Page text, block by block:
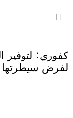
كفوري: لتوفير
لفرض سيطرتها